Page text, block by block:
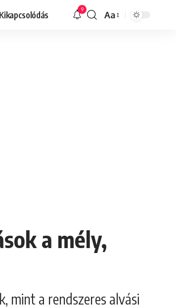
Kikapcsolódás 9
Font
Aa
a mély,
mint a rendszeres alvási